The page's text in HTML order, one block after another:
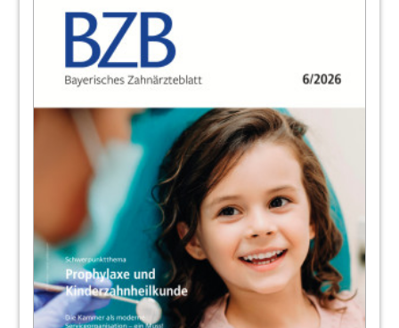
Redaktion BLZK
Wie kann die Patientenberatung wieder
unabhängig werden?Bundesregierung
plant Stiftung – Kassen sollen zahlen
Leo Hofmeier
„Warum den Zahnärzten der Kragen
platzte“ – Süddeutsche Zeitung berichtet
über Aktion der AG KZVen
24Bürokratieabbau bleibt ein zentrales
Thema – „Jetzt red i“ beschäftigt sich mit
der Zukunft der medizinischen Versorgung
Leo Hofmeier